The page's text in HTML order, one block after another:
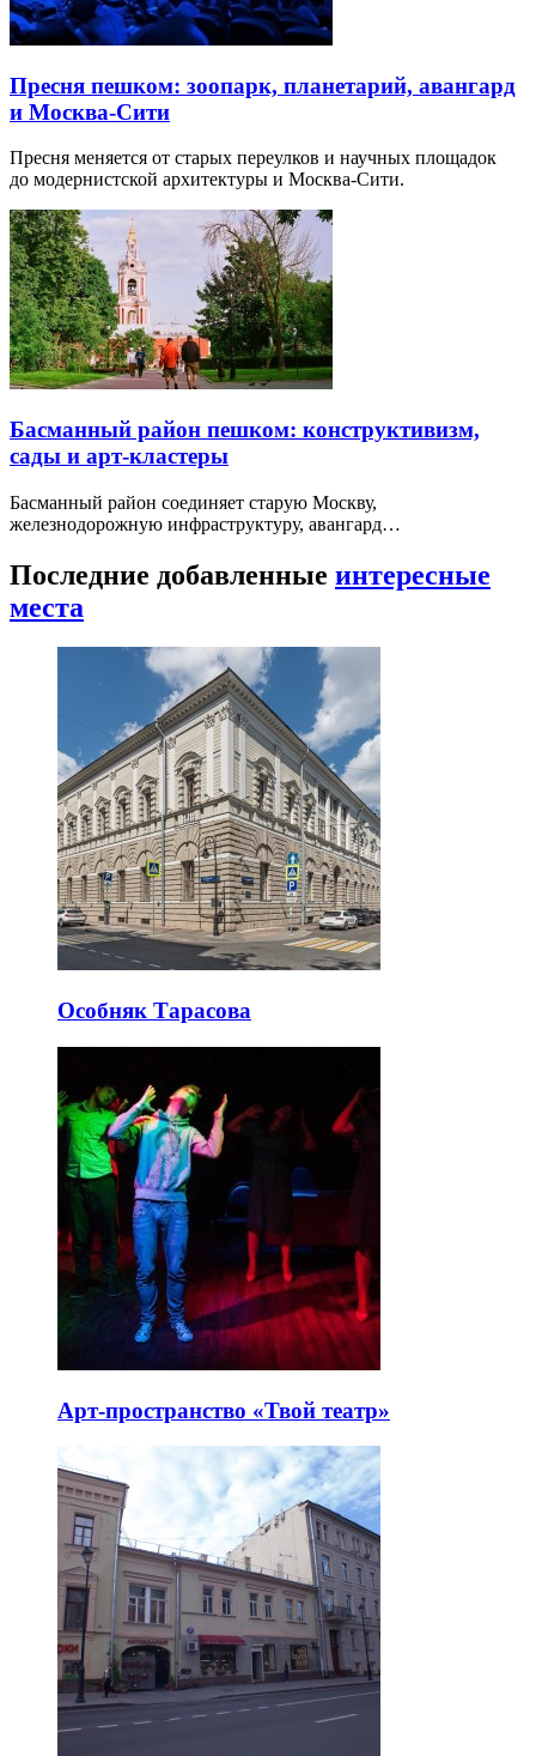
Пресня пешком: зоопарк, планетарий, авангард
и Москва-Сити
Пресня меняется от старых переулков и научных площадок
до модернистской архитектуры и Москва-Сити.
Басманный район пешком: конструктивизм,
сады и арт-кластеры
Басманный район соединяет старую Москву,
железнодорожную инфраструктуру, авангард…
Последние добавленные интересные
места
Особняк Тарасова
Арт-пространство «Твой театр»